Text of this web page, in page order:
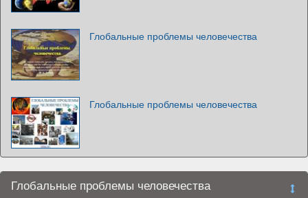
Глобальные проблемы человечества
Глобальные проблемы человечества
Глобальные проблемы человечества